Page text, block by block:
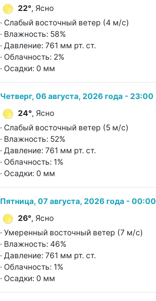
22°, Ясно
· Слабый восточный ветер (4 м/с)
· Влажность: 58%
· Давление: 761 мм рт. ст.
· Облачность: 2%
· Осадки: 0 мм
Четверг, 06 августа, 2026 года - 23:00
24°, Ясно
· Слабый восточный ветер (5 м/с)
· Влажность: 52%
· Давление: 761 мм рт. ст.
· Облачность: 1%
· Осадки: 0 мм
Пятница, 07 августа, 2026 года - 00:00
26°, Ясно
· Умеренный восточный ветер (7 м/с)
· Влажность: 46%
· Давление: 761 мм рт. ст.
· Облачность: 1%
· Осадки: 0 мм